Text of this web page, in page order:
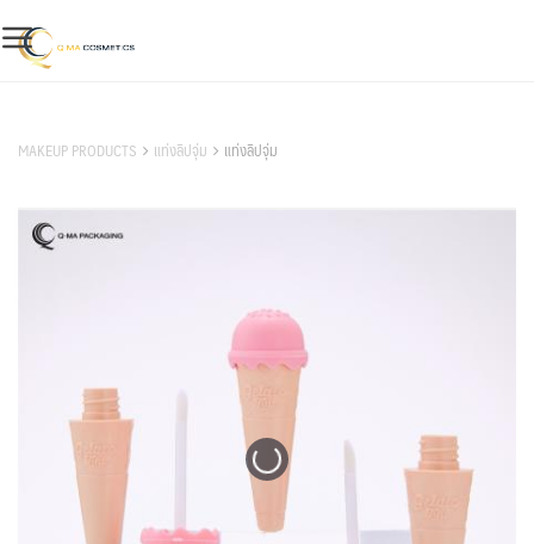
to
content
MAKEUP PRODUCTS แท่งลิปจุ่ม แท่งลิปจุ่ม